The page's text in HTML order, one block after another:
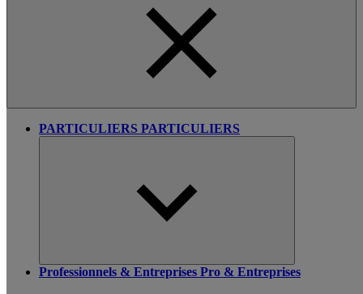
PARTICULIERS PARTICULIERS
Professionnels & Entreprises Pro & Entreprises